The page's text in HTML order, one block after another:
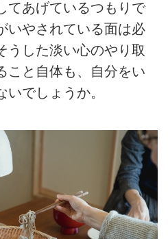
てあげているつもりで
いやされている面は必
うした淡い心のやり取
こと自体も、自分をい
でしょうか。